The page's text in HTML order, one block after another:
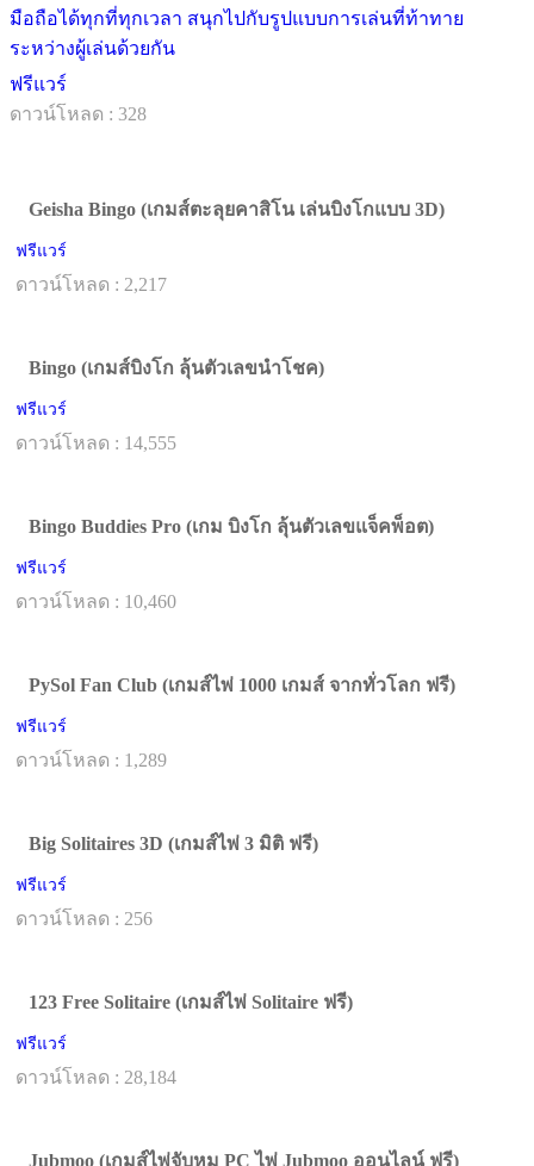
มือถือได้ทุกที่ทุกเวลา สนุกไปกับรูปแบบการเล่นที่ท้าทาย
ระหว่างผู้เล่นด้วยกัน
ฟรีแวร์
ดาวน์โหลด : 328
Geisha Bingo (เกมส์ตะลุยคาสิโน เล่นบิงโกแบบ 3D)
ฟรีแวร์
ดาวน์โหลด : 2,217
Bingo (เกมส์บิงโก ลุ้นตัวเลขนำโชค)
ฟรีแวร์
ดาวน์โหลด : 14,555
Bingo Buddies Pro (เกม บิงโก ลุ้นตัวเลขแจ็คพ็อต)
ฟรีแวร์
ดาวน์โหลด : 10,460
PySol Fan Club (เกมส์ไพ่ 1000 เกมส์ จากทั่วโลก ฟรี)
ฟรีแวร์
ดาวน์โหลด : 1,289
Big Solitaires 3D (เกมส์ไพ่ 3 มิติ ฟรี)
ฟรีแวร์
ดาวน์โหลด : 256
123 Free Solitaire (เกมส์ไพ่ Solitaire ฟรี)
ฟรีแวร์
ดาวน์โหลด : 28,184
Jubmoo (เกมส์ไพ่จับหมู PC ไพ่ Jubmoo ออนไลน์ ฟรี)